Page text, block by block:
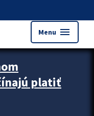
Menu menu
platiť